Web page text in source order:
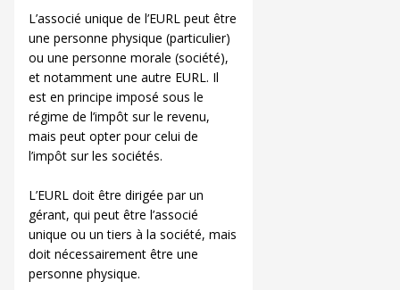
L’associé unique de l’EURL peut être
une personne physique (particulier)
ou une personne morale (société),
et notamment une autre EURL. Il
est en principe imposé sous le
régime de l’impôt sur le revenu,
mais peut opter pour celui de
l’impôt sur les sociétés.
L’EURL doit être dirigée par un
gérant, qui peut être l’associé
unique ou un tiers à la société, mais
doit nécessairement être une
personne physique.